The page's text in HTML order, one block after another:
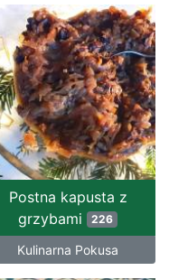
Postna kapusta z
grzybami 226
Kulinarna Pokusa